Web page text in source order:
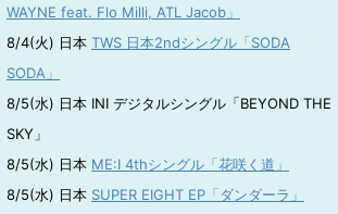
WAYNE feat. Flo Milli, ATL Jacob」
8/4(火) 日本 TWS 日本2ndシングル「SODA
SODA」
8/5(水) 日本 INI デジタルシングル「BEYOND THE
SKY」
8/5(水) 日本 ME:I 4thシングル「花咲く道」
8/5(水) 日本 SUPER EIGHT EP「ダンダーラ」